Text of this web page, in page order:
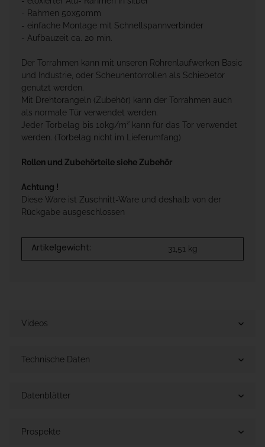
- Rahmen 50x50mm
- einfache Montage mit Schnellspannverbinder
- Aufbauzeit ca. 20 min.
Der Torrahmen kann mit unseren Röhrenlaufwerken Basic
und Industrie, oder Scheunentorrollen als Schiebetor
genutzt werden.
Mit Drehtorangeln (Zubehör) kann der Torrahmen auch
als normale Tür verwendet werden.
Jeder Torbelag bis 10kg/m² kann für das Tor verwendet
werden. (Torbelag nicht im Lieferumfang)
Rollen und Zubehörteile siehe Zubehör
Achtung !
Diese Ware ist Zuschnitt-Ware und deshalb von der
Rückgabe ausgeschlossen
Artikelgewicht: 31,51 kg
Videos
Technische Daten
Datenblätter
Prospekte